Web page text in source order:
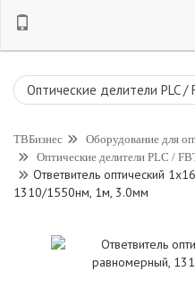
Оптические делители PLC /
ТВБизнес
Оборудование для
Оптические делители PLC /
Ответвитель оптический
1310/1550нм, 1м, 3.0мм